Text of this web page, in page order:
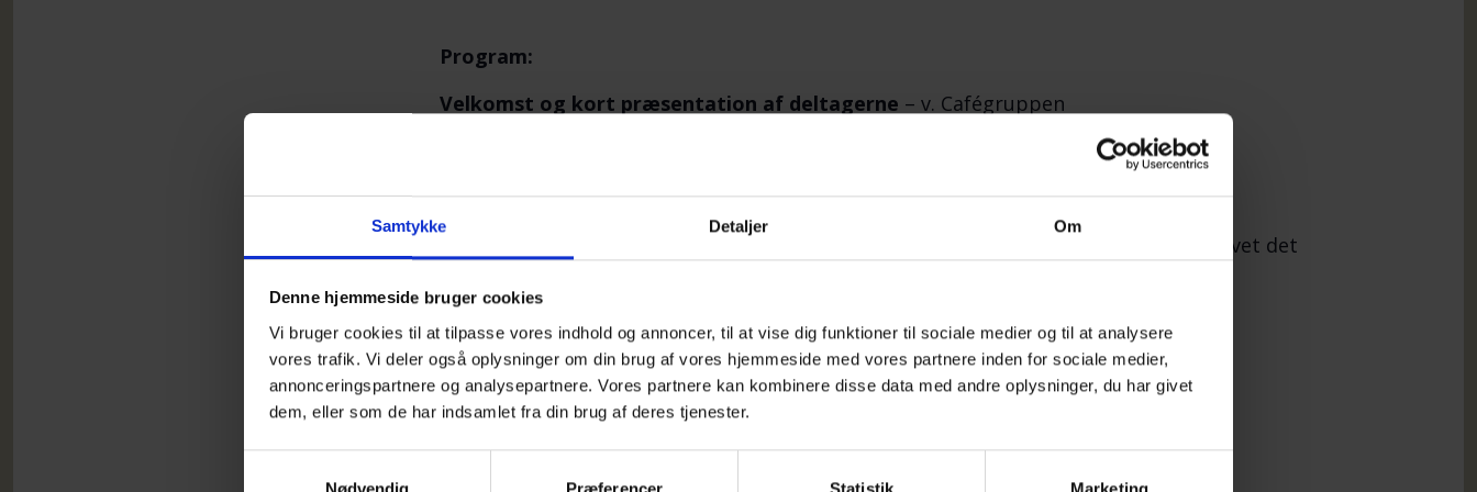
Samtykke Detaljer Om
Denne hjemmeside bruger cookies
Vi bruger cookies til at tilpasse vores indhold og annoncer, til at vise dig funktioner til sociale medier og til at analysere
vores trafik. Vi deler også oplysninger om din brug af vores hjemmeside med vores partnere inden for sociale medier,
annonceringspartnere og analysepartnere. Vores partnere kan kombinere disse data med andre oplysninger, du har givet
dem, eller som de har indsamlet fra din brug af deres tjenester.
Nødvendig
Præferencer Statistik Marketing
Program:
Velkomst og kort præsentation af deltagerne – v. Cafégruppen
Vi lægger op til et par timers samvær med andre efterladte efter selvmord.
Du er ikke alene. Til cafeaften møder du andre efterladte. Vi er mange, der har oplevet det
Her er det OK at tale om sorgen, savnet og de svære følelser.
Det der tales om, er i fortrolighed mellem deltagerne.
Der serveres kaffe/te.
Afrunding – Farvel og tak for i aften.